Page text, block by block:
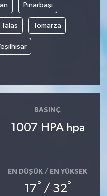
Pınarbaşı
Talas Tomarza
BASINÇ
1007 HPA hpa
EN DÜŞÜK / EN YÜKSEK
17° / 32°